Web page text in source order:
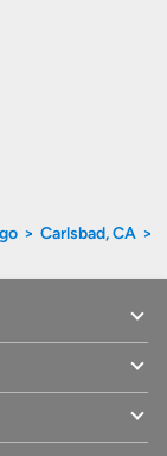
Carlsbad, CA